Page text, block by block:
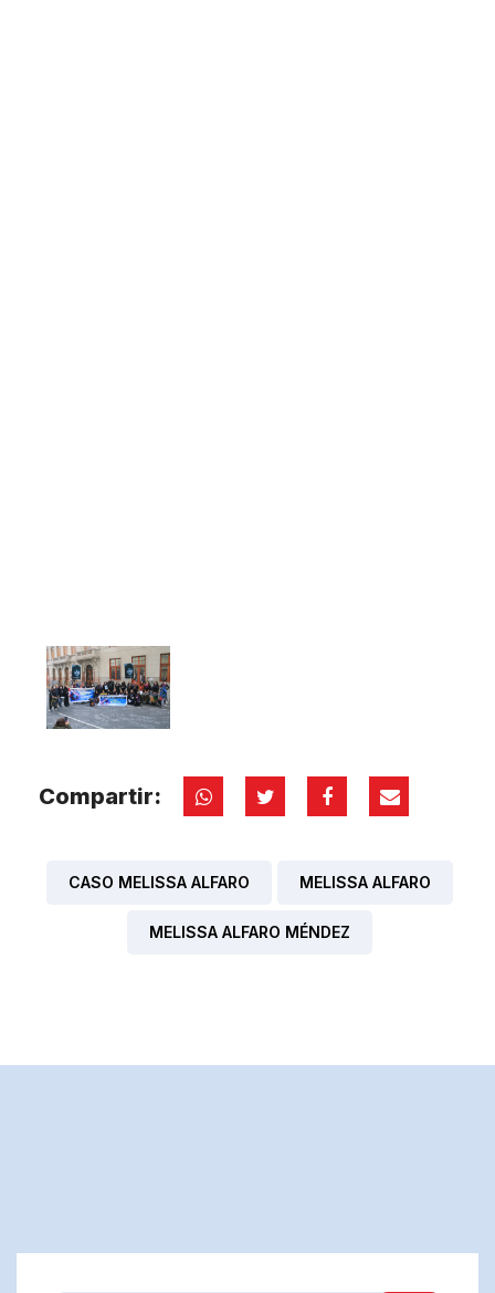
Compartir:
CASO MELISSA ALFARO MELISSA ALFARO
MELISSA ALFARO MÉNDEZ